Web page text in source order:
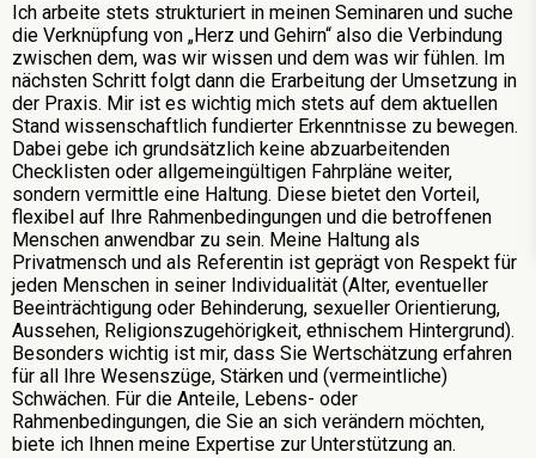
Ich arbeite stets strukturiert in meinen Seminaren und suche
die Verknüpfung von „Herz und Gehirn“ also die Verbindung
zwischen dem, was wir wissen und dem was wir fühlen. Im
nächsten Schritt folgt dann die Erarbeitung der Umsetzung in
der Praxis. Mir ist es wichtig mich stets auf dem aktuellen
Stand wissenschaftlich fundierter Erkenntnisse zu bewegen.
Dabei gebe ich grundsätzlich keine abzuarbeitenden
Checklisten oder allgemeingültigen Fahrpläne weiter,
sondern vermittle eine Haltung. Diese bietet den Vorteil,
flexibel auf Ihre Rahmenbedingungen und die betroffenen
Menschen anwendbar zu sein. Meine Haltung als
Privatmensch und als Referentin ist geprägt von Respekt für
jeden Menschen in seiner Individualität (Alter, eventueller
Beeinträchtigung oder Behinderung, sexueller Orientierung,
Aussehen, Religionszugehörigkeit, ethnischem Hintergrund).
Besonders wichtig ist mir, dass Sie Wertschätzung erfahren
für all Ihre Wesenszüge, Stärken und (vermeintliche)
Schwächen. Für die Anteile, Lebens- oder
Rahmenbedingungen, die Sie an sich verändern möchten,
biete ich Ihnen meine Expertise zur Unterstützung an.